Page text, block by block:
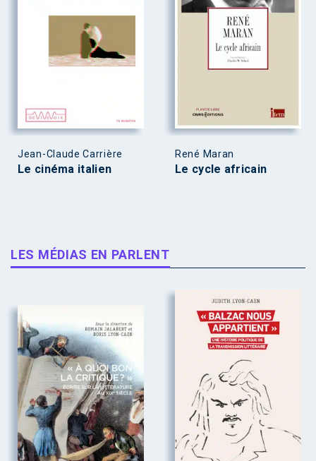
Jean-Claude Carrière
Le cinéma italien
René Maran
Le cycle africain
LES MÉDIAS EN PARLENT